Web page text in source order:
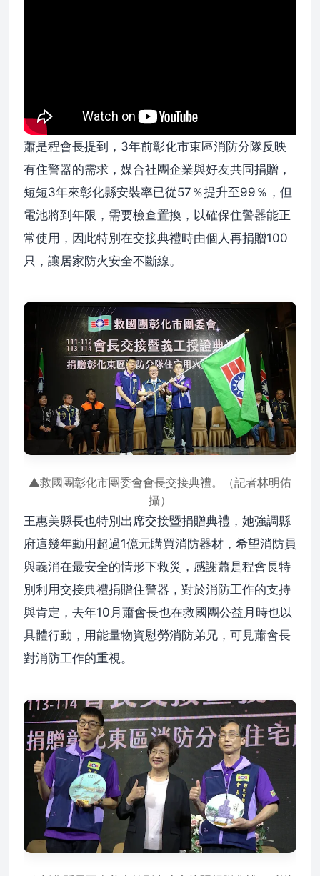
蕭是程會長提到，3年前彰化市東區消防分隊反映
有住警器的需求，媒合社團企業與好友共同捐贈，
短短3年來彰化縣安裝率已從57％提升至99％，但
電池將到年限，需要檢查置換，以確保住警器能正
常使用，因此特別在交接典禮時由個人再捐贈100
只，讓居家防火安全不斷線。
▲救國團彰化市團委會會長交接典禮。（記者林明佑
攝）
王惠美縣長也特別出席交接暨捐贈典禮，她強調縣
府這幾年動用超過1億元購買消防器材，希望消防員
與義消在最安全的情形下救災，感謝蕭是程會長特
別利用交接典禮捐贈住警器，對於消防工作的支持
與肯定，去年10月蕭會長也在救國團公益月時也以
具體行動，用能量物資慰勞消防弟兄，可見蕭會長
對消防工作的重視。